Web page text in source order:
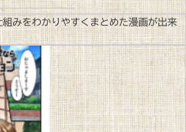
みをわかりやすくまとめた漫画が出来